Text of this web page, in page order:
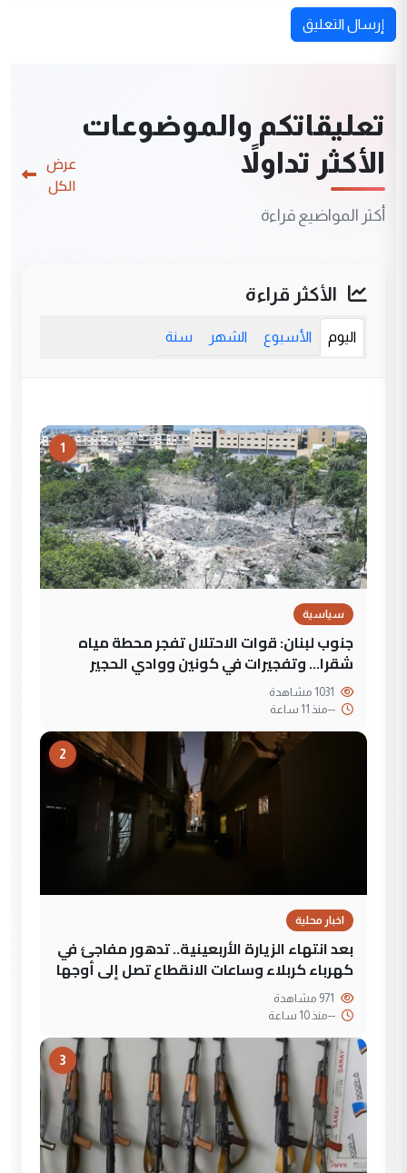
إرسال التعليق
تعليقاتكم والموضوعات
الأكثر تداولاً
أكثر المواضيع قراءة
عرض
الكل
الأكثر قراءة
اليوم الأسبوع الشهر سنة
1
سياسية
جنوب لبنان: قوات الاحتلال تفجر محطة مياه
شقرا… وتفجيرات في كونين ووادي الحجير
--منذ 11 ساعة
2
اخبار محلية
بعد انتهاء الزيارة الأربعينية.. تدهور مفاجئ في
كهرباء كربلاء وساعات الانقطاع تصل إلى أوجها
--منذ 10 ساعة
3